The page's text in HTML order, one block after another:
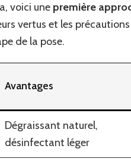
voici une première
vertus et les
de la pose.
Avantages
Dégraissant naturel,
désinfectant léger